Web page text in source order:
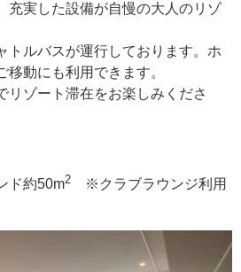
充実した設備が自慢の大人のリゾ
トルバスが運行しております。ホ
動にも利用できます。
リゾート滞在をお楽しみくださ
ド約50m2 ※クラブラウンジ利用